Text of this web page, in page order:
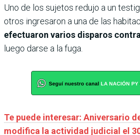
Uno de los sujetos redujo a un
otros ingresaron a una de las
efectuaron varios disparos
luego darse a la fuga.
Te puede interesar: Aniversario
modifica la actividad judicial el